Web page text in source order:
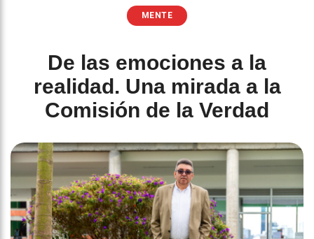
MENTE
De las emociones a la
realidad. Una mirada a la
Comisión de la Verdad